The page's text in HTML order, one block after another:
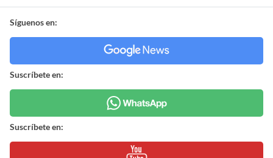
Síguenos en:
Suscríbete en:
Suscríbete en: